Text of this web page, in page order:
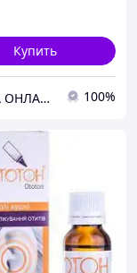
Купить
АПТЕКА ОНЛАЙН ТЕХМЕДСЕРВІС 100%